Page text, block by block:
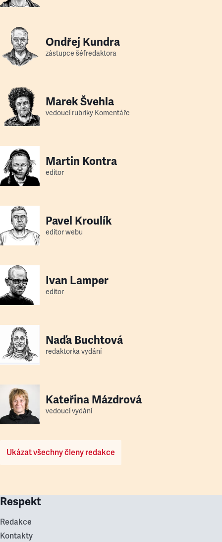
Ondřej Kundra
zástupce šéfredaktora
Marek Švehla
vedoucí rubriky Komentáře
Martin Kontra
editor
Pavel Kroulík
editor webu
Ivan Lamper
editor
Naďa Buchtová
redaktorka vydání
Kateřina Mázdrová
vedoucí vydání
Ukázat všechny členy redakce
Respekt
Redakce
Kontakty